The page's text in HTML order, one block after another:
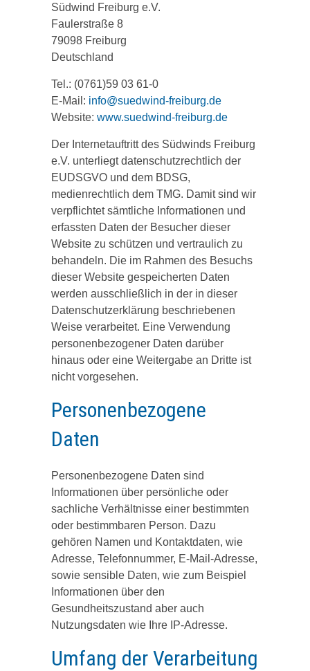
Südwind Freiburg e.V.
Faulerstraße 8
79098 Freiburg
Deutschland
Tel.: (0761)59 03 61-0
E-Mail: info@suedwind-freiburg.de
Website: www.suedwind-freiburg.de
Der Internetauftritt des Südwinds Freiburg
e.V. unterliegt datenschutzrechtlich der
EUDSGVO und dem BDSG,
medienrechtlich dem TMG. Damit sind wir
verpflichtet sämtliche Informationen und
erfassten Daten der Besucher dieser
Website zu schützen und vertraulich zu
behandeln. Die im Rahmen des Besuchs
dieser Website gespeicherten Daten
werden ausschließlich in der in dieser
Datenschutzerklärung beschriebenen
Weise verarbeitet. Eine Verwendung
personenbezogener Daten darüber
hinaus oder eine Weitergabe an Dritte ist
nicht vorgesehen.
Personenbezogene
Daten
Personenbezogene Daten sind
Informationen über persönliche oder
sachliche Verhältnisse einer bestimmten
oder bestimmbaren Person. Dazu
gehören Namen und Kontaktdaten, wie
Adresse, Telefonnummer, E-Mail-Adresse,
sowie sensible Daten, wie zum Beispiel
Informationen über den
Gesundheitszustand aber auch
Nutzungsdaten wie Ihre IP-Adresse.
Umfang der Verarbeitung